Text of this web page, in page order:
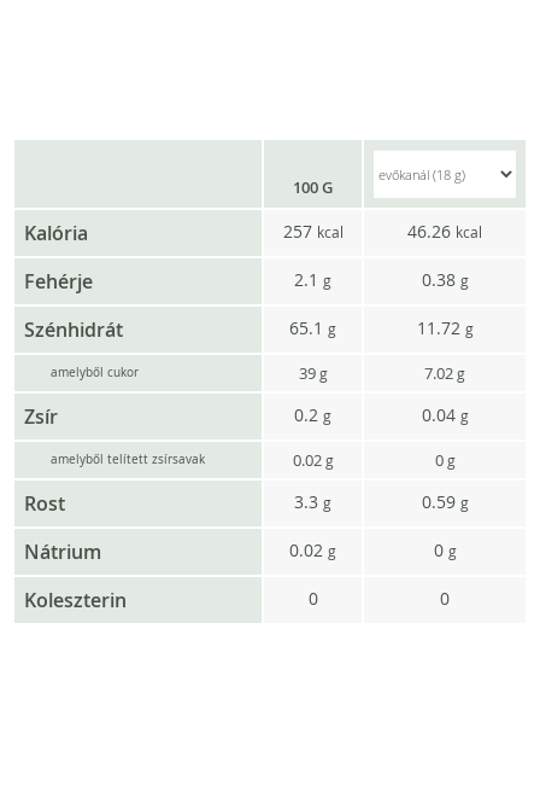
100 G
Kalória 257 kcal 46.26 kcal
Fehérje 2.1 g 0.38 g
Szénhidrát 65.1 g 11.72 g
amelyből cukor 39g 7.02g
Zsír 0.2 g 0.04 g
amelyből telített zsírsavak 0.02g 0 g
Rost 3.3 g 0.59 g
Nátrium 0.02 g 0 g
Koleszterin 0 0